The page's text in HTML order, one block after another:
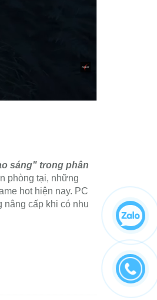
đẹp, khi cho ra